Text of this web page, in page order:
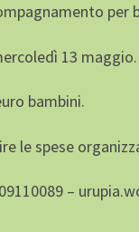
per
13 maggio.
bambini.
le spese
–